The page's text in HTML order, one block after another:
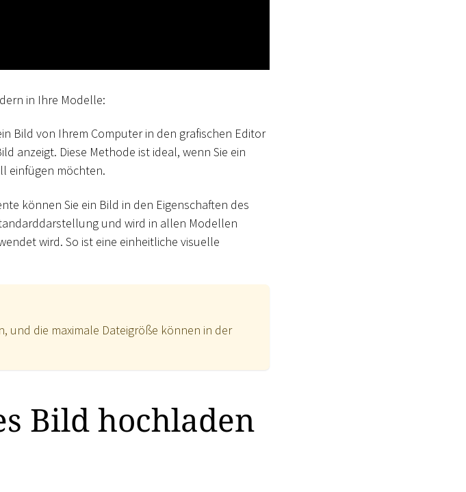
in Ihre Modelle:
Bild von Ihrem Computer in den grafischen Editor
anzeigt. Diese Methode ist ideal, wenn Sie ein
einfügen möchten.
können Sie ein Bild in den Eigenschaften des
und wird in allen Modellen
wird. So ist eine einheitliche visuelle
und die maximale Dateigröße können in der
Bild hochladen